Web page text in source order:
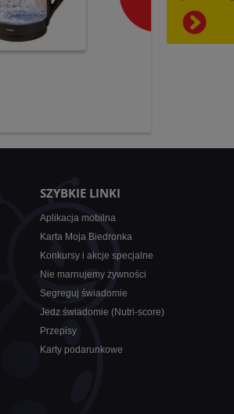
SZYBKIE LINKI
Aplikacja mobilna
Karta Moja Biedronka
Konkursy i akcje specjalne
Nie marnujemy żywności
Segreguj świadomie
Jedz świadomie (Nutri-score)
Przepisy
Karty podarunkowe